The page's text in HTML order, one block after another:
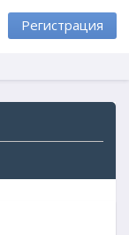
Регистрация